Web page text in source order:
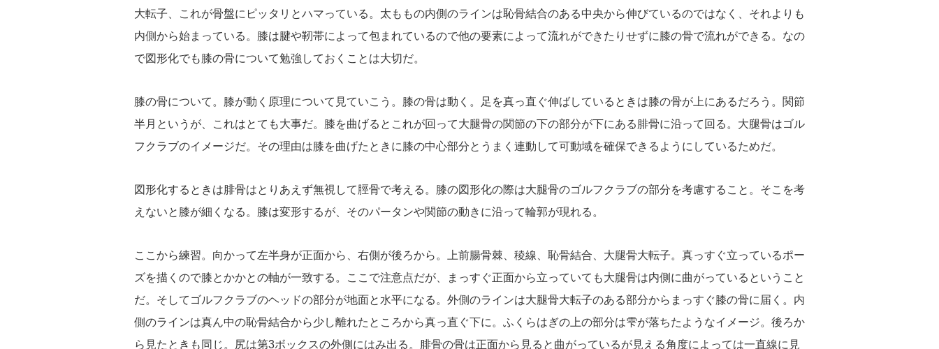
大転子、これが骨盤にピッタリとハマっている。太ももの内側のラインは恥骨結合のある中央から伸びているのではなく、それよりも
内側から始まっている。膝は腱や靭帯によって包まれているので他の要素によって流れができたりせずに膝の骨で流れができる。なの
で図形化でも膝の骨について勉強しておくことは大切だ。
膝の骨について。膝が動く原理について見ていこう。膝の骨は動く。足を真っ直ぐ伸ばしているときは膝の骨が上にあるだろう。関節
半月というが、これはとても大事だ。膝を曲げるとこれが回って大腿骨の関節の下の部分が下にある腓骨に沿って回る。大腿骨はゴル
フクラブのイメージだ。その理由は膝を曲げたときに膝の中心部分とうまく連動して可動域を確保できるようにしているためだ。
図形化するときは腓骨はとりあえず無視して脛骨で考える。膝の図形化の際は大腿骨のゴルフクラブの部分を考慮すること。そこを考
えないと膝が細くなる。膝は変形するが、そのパータンや関節の動きに沿って輪郭が現れる。
ここから練習。向かって左半身が正面から、右側が後ろから。上前腸骨棘、稜線、恥骨結合、大腿骨大転子。真っすぐ立っているポー
ズを描くので膝とかかとの軸が一致する。ここで注意点だが、まっすぐ正面から立っていても大腿骨は内側に曲がっているということ
だ。そしてゴルフクラブのヘッドの部分が地面と水平になる。外側のラインは大腿骨大転子のある部分からまっすぐ膝の骨に届く。内
側のラインは真ん中の恥骨結合から少し離れたところから真っ直ぐ下に。ふくらはぎの上の部分は雫が落ちたようなイメージ。後ろか
ら見たときも同じ。尻は第3ボックスの外側にはみ出る。腓骨の骨は正面から見ると曲がっているが見える角度によっては一直線に見